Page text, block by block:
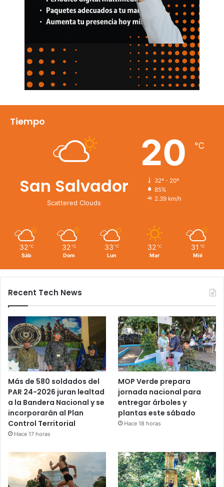
Tiempo
San Salvador
Scattered Clouds
20 ℃
32º - 20º
85%
2.39 km/h
32 ℃
Sáb
32 ℃
Dom
33 ℃
Lun
32 ℃
Mar
31 ℃
Mié
Recent Tech News
Más de 580 soldados del
PAR 24-2026 juran lealtad
a la Bandera Nacional y se
incorporarán al Plan
Control Territorial
Hace 17 horas
MOP Verde prepara
jornada nacional para
entregar árboles y
plantas este sábado
Hace 18 horas